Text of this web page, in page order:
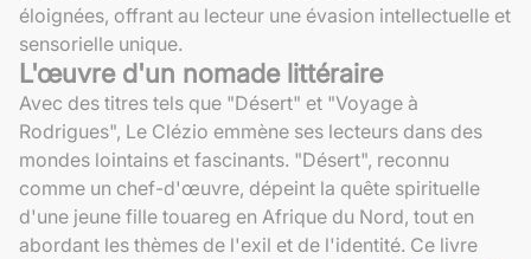
éloignées, offrant au lecteur une évasion intellectuelle et
sensorielle unique.
L'œuvre d'un nomade littéraire
Avec des titres tels que "Désert" et "Voyage à
Rodrigues", Le Clézio emmène ses lecteurs dans des
mondes lointains et fascinants. "Désert", reconnu
comme un chef-d'œuvre, dépeint la quête spirituelle
d'une jeune fille touareg en Afrique du Nord, tout en
abordant les thèmes de l'exil et de l'identité. Ce livre